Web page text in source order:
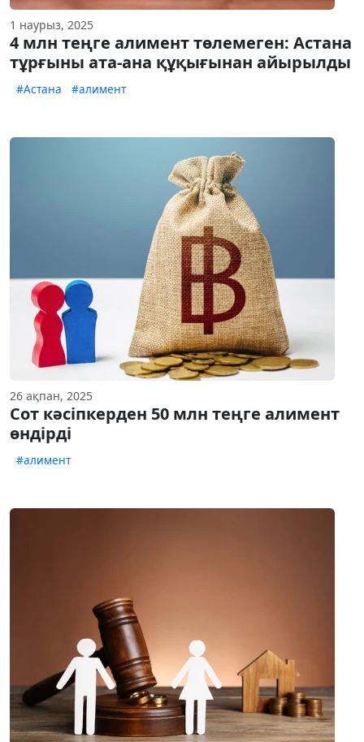
1 наурыз, 2025
4 млн теңге алимент төлемеген: Астана
тұрғыны ата-ана құқығынан айырылды
#Астана #алимент
26 ақпан, 2025
Сот кәсіпкерден 50 млн теңге алимент
өндірді
#алимент